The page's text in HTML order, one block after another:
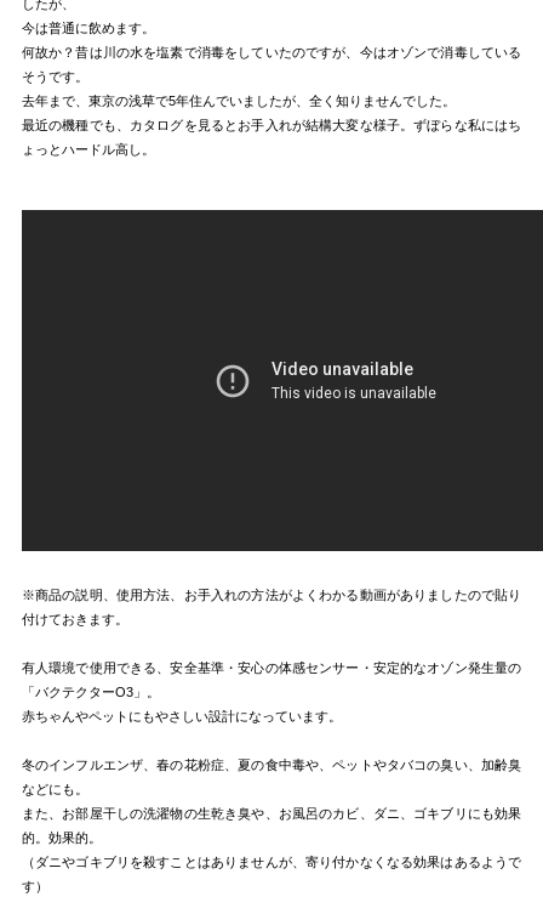
したが、
今は普通に飲めます。
何故か？昔は川の水を塩素で消毒をしていたのですが、今はオゾンで消毒している
そうです。
去年まで、東京の浅草で5年住んでいましたが、全く知りませんでした。
最近の機種でも、カタログを見るとお手入れが結構大変な様子。ずぼらな私にはち
ょっとハードル高し。
※商品の説明、使用方法、お手入れの方法がよくわかる動画がありましたので貼り
付けておきます。
有人環境で使用できる、安全基準・安心の体感センサー・安定的なオゾン発生量の
「バクテクターO3」。
赤ちゃんやペットにもやさしい設計になっています。
冬のインフルエンザ、春の花粉症、夏の食中毒や、ペットやタバコの臭い、加齢臭
などにも。
また、お部屋干しの洗濯物の生乾き臭や、お風呂のカビ、ダニ、ゴキブリにも効果
的。効果的。
（ダニやゴキブリを殺すことはありませんが、寄り付かなくなる効果はあるようで
す）